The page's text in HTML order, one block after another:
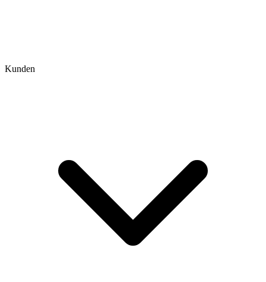
Kunden